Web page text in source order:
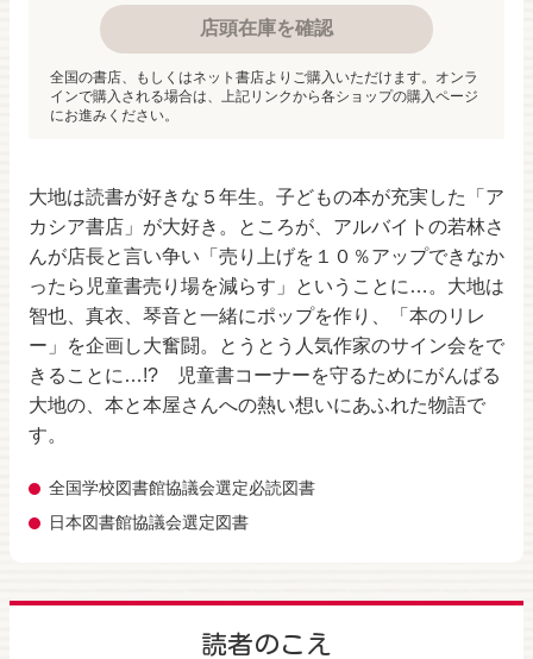
大地は読書が好きな５年生。子どもの本が充実した「ア
カシア書店」が大好き。ところが、アルバイトの若林さ
んが店長と言い争い「売り上げを１０％アップできなか
ったら児童書売り場を減らす」ということに…。大地は
智也、真衣、琴音と一緒にポップを作り、「本のリレ
ー」を企画し大奮闘。とうとう人気作家のサイン会をで
きることに…!? 児童書コーナーを守るためにがんばる
大地の、本と本屋さんへの熱い想いにあふれた物語で
す。
全国学校図書館協議会選定必読図書
日本図書館協議会選定図書
店頭在庫を確認
全国の書店、もしくはネット書店よりご購入いただけます。オンラ
インで購入される場合は、上記リンクから各ショップの購入ページ
にお進みください。
読者のこえ